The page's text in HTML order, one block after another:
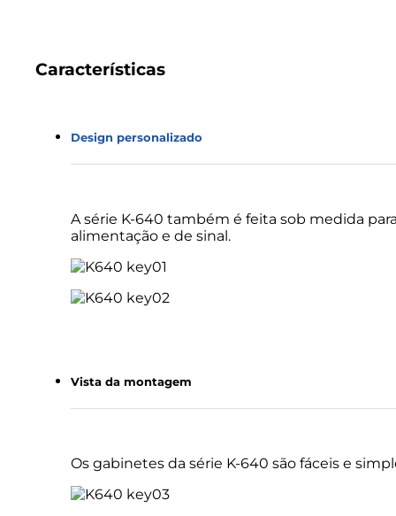
Características
Design personalizado
A série K-640 também é feita sob medida
alimentação e de sinal.
Vista da montagem
Os gabinetes da série K-640 são fáceis e